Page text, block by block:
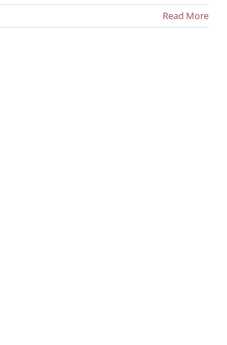
Read More